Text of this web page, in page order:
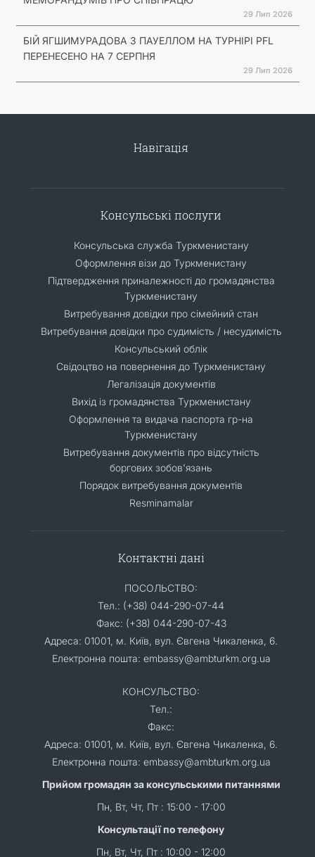
29 Лип 2026
БІЙ ЯГШИМУРАДОВА З ПАУЕЛЛОМ НА ТУРНІРІ PFL
ПЕРЕНЕСЕНО НА 7 СЕРПНЯ
29 Лип 2026
Навігація
Консульські послуги
Консульська служба Туркменистану
Оформлення візи до Туркменистану
Підтвердження приналежності до громадянства
Туркменистану
Витребування довідки про сімейний стан
Витребування довідки про судимість / несудимість
Консульський облік
Свідоцтво на повернення до Туркменистану
Легалізація документів
Вихід із громадянства Туркменистану
Оформлення та видача паспорта гр-на
Туркменистану
Витребування документів про відсутність
боргових зобов'язань
Порядок витребування документів
Resminamalar
Контактні дані
ПОСОЛЬСТВО:
Тел.: (+38) 044-290-07-44
Факс: (+38) 044-290-07-43
Адреса: 01001, м. Київ, вул. Євгена Чикаленка, 6.
Електронна пошта: embassy@ambturkm.org.ua
КОНСУЛЬСТВО:
Тел.:
Факс:
Адреса: 01001, м. Київ, вул. Євгена Чикаленка, 6.
Електронна пошта: embassy@ambturkm.org.ua
Прийом громадян за консульськими питаннями
Пн, Вт, Чт, Пт : 15:00 - 17:00
Консультації по телефону
Пн, Вт, Чт, Пт : 10:00 - 12:00